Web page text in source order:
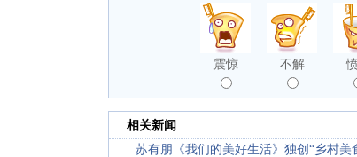
震惊 不解
相关新闻
苏有朋《我们的美好生活》独创“乡村